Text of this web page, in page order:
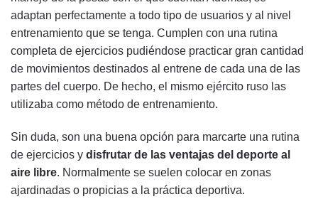
adaptan perfectamente a todo tipo de usuarios y al nivel
entrenamiento que se tenga. Cumplen con una rutina
completa de ejercicios pudiéndose practicar gran cantidad
de movimientos destinados al entrene de cada una de las
partes del cuerpo. De hecho, el mismo ejército ruso las
utilizaba como método de entrenamiento.
Sin duda, son una buena opción para marcarte una rutina
de ejercicios y disfrutar de las ventajas del deporte al
aire libre. Normalmente se suelen colocar en zonas
ajardinadas o propicias a la práctica deportiva.